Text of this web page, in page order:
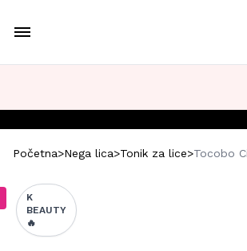
Početna>Nega lica>Tonik za lice>Tocobo
K
BEAUTY
🔥